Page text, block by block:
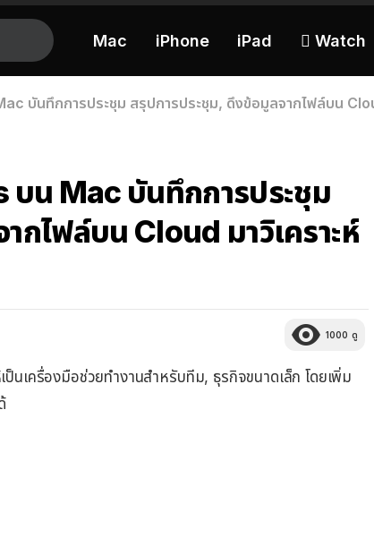
Mac iPhone iPad  Watch
บันทึกการประชุม สรุปการประชุม, ดึงข้อมูลจากไฟล์บน
น Mac บันทึกการประชุม
กไฟล์บน Cloud มาวิเคราะห์
1000 ดู
เป็นเครื่องมือช่วยทำงานสำหรับทีม, ธุรกิจขนาดเล็ก โดยเพิ่ม